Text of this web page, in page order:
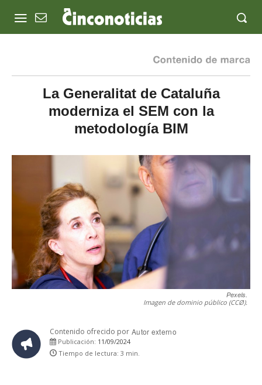
La Generalitat de Cataluña
moderniza el SEM con la
metodología BIM
Pexels.
Imagen de dominio público (CCØ).
Contenido ofrecido por Autor externo
Publicación: 11/09/2024
Tiempo de lectura: 3 min.